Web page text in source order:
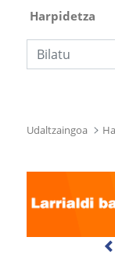
Harpidetza
Bilaketa
Udaltzaingoa